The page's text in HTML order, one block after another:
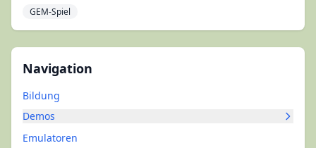
Navigation
Bildung
Demos
Emulatoren
GEM-Spiel